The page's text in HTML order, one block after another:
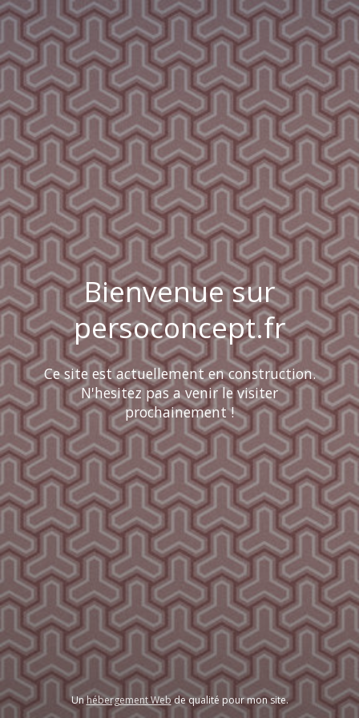
Bienvenue sur
persoconcept.fr
Ce site est actuellement en construction.
N'hesitez pas a venir le visiter
prochainement !
Unhébergement Webde qualité pour mon site.